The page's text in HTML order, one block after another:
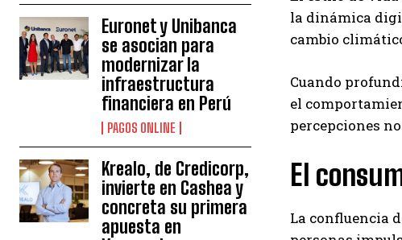
Euronet y Unibanca
se asocian para
modernizar la
infraestructura
financiera en Perú
PAGOS ONLINE
Krealo, de Credicorp,
invierte en Cashea y
concreta su primera
apuesta en
la dinámica
cambio
Cuando
el
percepciones
El
La confluencia